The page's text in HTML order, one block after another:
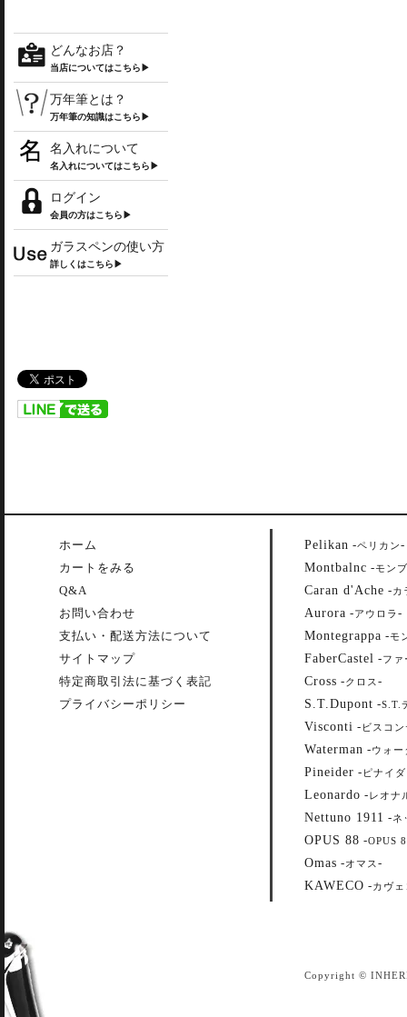
どんなお店？
当店についてはこちら▶
万年筆とは？
万年筆の知識はこちら▶
名入れについて
名入れについてはこちら▶
ログイン
会員の方はこちら▶
ガラスペンの使い方
詳しくはこちら▶
ホーム
カートをみる
Q&A
お問い合わせ
支払い・配送方法について
サイトマップ
特定商取引法に基づく表記
プライバシーポリシー
Pelikan -ペリカン-
Montbalnc -モン
Caran d'Ache -カ
Aurora -アウロラ -
Montegrappa -モ
FaberCastel -ファ
Cross -クロス-
S.T.Dupont -S.T.
Visconti - ビスコ
Waterman -ウォー
Pineider - ピナイ
Leonardo -レオナ
Nettuno 1911 -ネ
OPUS 88 -OPUS
Omas -オマス-
KAWECO -カヴェ
Copyright ©